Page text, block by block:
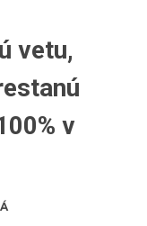
vetu,
v